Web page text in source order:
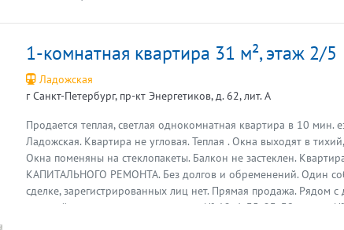
Озон, ТЦ «Охта Молл». Транспорт: — Метро «Ладожская» — 30
на транспорте. — Выезд на КАД и проспект Энергетиков за 5-
добираться в центр и область). Парковка: свободная во дворе
застройка, плотность низкая). О квартире по факту: Дом 1968
капремонт фасадов и косметику в подъездах (ежедневная
сантехника в порядке, санузел в кафеле. Документы и цена
2 взрослых собственника, без обременений. — Собственность
цена в договоре. — Ипотека, маткапитал — да. — Прямая
сделку. Звоните, отвечу на ваши вопросы и договоримся о
Предыдущая
1-комнатная квартира 31 м², этаж 2/5
Ладожская
г Санкт-Петербург, пр-кт Энергетиков, д. 62, лит. А
Продается теплая, светлая однокомнатная квартира в 10 мин.
Ладожская. Квартира не угловая. Теплая . Окна выходят в
Окна поменяны на стеклопакеты. Балкон не застеклен.
КАПИТАЛЬНОГО РЕМОНТА. Без долгов и обременений. Один
сделке, зарегистрированных лиц нет. Прямая продажа. Рядом
шаговой доступности детские сады № 12, 4, 35, 23, 38, школы №